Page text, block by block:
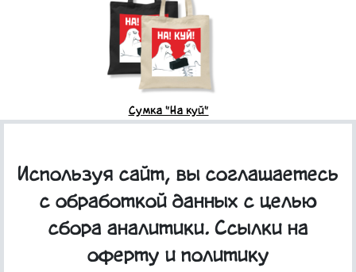
Сумка "На куй"
Используя сайт, вы соглашаетесь
с обработкой данных с целью
сбора аналитики. Ссылки на
оферту и политику